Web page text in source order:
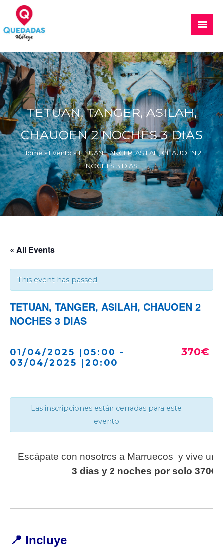
content
Quedadas, excursiones, eventos
Main
Menu
TETUAN, TANGER, ASILAH,
CHAUOEN 2 NOCHES 3 DIAS
Home»Evento»TETUAN, TANGER, ASILAH, CHAUOEN 2
NOCHES 3 DIAS
« All Events
This event has passed.
TETUAN, TANGER, ASILAH, CHAUOEN 2
NOCHES 3 DIAS
01/04/2025 |05:00 -
03/04/2025 |20:00
370€
Las inscripciones están cerradas para este
evento
Escápate con nosotros a Marruecos y vive
3 dias y 2 noches por solo 370€
📍 Incluye